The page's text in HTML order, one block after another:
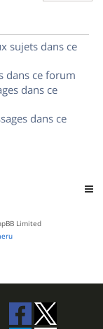
sujets dans ce
dans ce forum
dans ce
dans ce
Limited